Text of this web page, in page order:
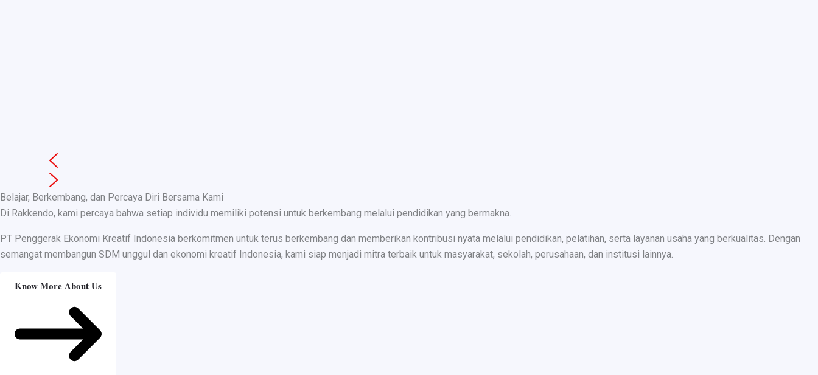
Belajar, Berkembang, dan Percaya Diri Bersama Kami
Di Rakkendo, kami percaya bahwa setiap individu memiliki potensi untuk berkembang melalui pendidikan yang bermakna.
PT Penggerak Ekonomi Kreatif Indonesia berkomitmen untuk terus berkembang dan memberikan kontribusi nyata melalui pendidikan, pelatihan, serta layanan usaha yang berkualitas. Dengan
semangat membangun SDM unggul dan ekonomi kreatif Indonesia, kami siap menjadi mitra terbaik untuk masyarakat, sekolah, perusahaan, dan institusi lainnya.
Know More About Us